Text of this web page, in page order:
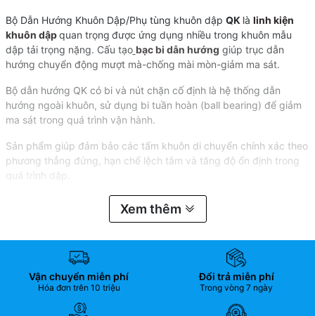
Bộ Dẫn Hướng Khuôn Dập/Phụ tùng khuôn dập QK là linh kiện
khuôn dập quan trọng được ứng dụng nhiều trong khuôn mẫu
dập tải trọng nặng. Cấu tạo bạc bi dẫn hướng giúp trục dẫn
hướng chuyển động mượt mà-chống mài mòn-giảm ma sát.
Bộ dẫn hướng QK có bi và nút chặn cố định là hệ thống dẫn
hướng ngoài khuôn, sử dụng bi tuần hoàn (ball bearing) để giảm
ma sát trong quá trình vận hành.
Sản phẩm giúp đảm bảo các tấm khuôn di chuyển chính xác theo
phương thẳng đứng, hạn chế lệch tâm và tăng độ ổn định trong
quá trình dập.
Tổng Kho hàng linh kiện khuôn mẫu Sun Việt
mẫu mã-size bộ dẫn hướng RB giao hàng nhanh 24/7
👉 Liên hệ ngay để được tư vấn và báo giá nhanh.
CÔNG TY TNHH THƯƠNG MẠI VÀ SẢN XUẤT SUN
Văn phòng: 22A Đức Diễn, P. Phú Diễn, TP. Hà Nội
Xem thêm
Vận chuyển miễn phí
Hóa đơn trên 10 triệu
Đổi trả miễn phí
Trong vòng 7 ngày